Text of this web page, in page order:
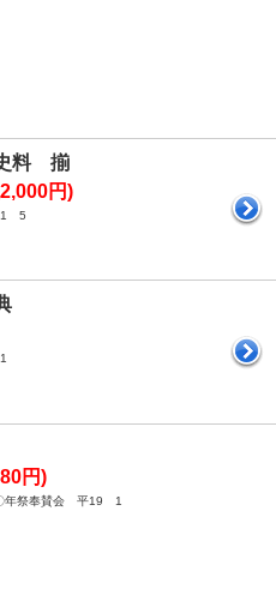
料 揃
円)
5
円)
年祭奉賛会 平19 1